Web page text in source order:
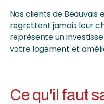
Nos clients de Beauvais
regrettent jamais leur
représente un
votre logement et
Ce qu'il faut